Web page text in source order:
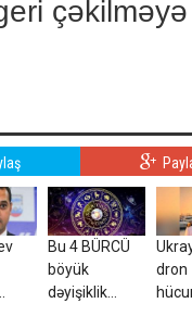
Bu 4 BÜRCÜ
böyük
dəyişiklik
dron